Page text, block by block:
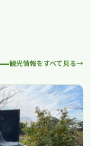
観光情報をすべて見る